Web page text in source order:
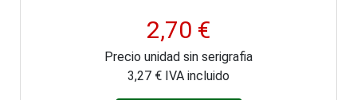
2,70 €
Precio unidad sin serigrafia
3,27 € IVA incluido